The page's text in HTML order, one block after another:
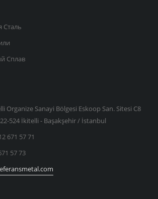
Сталь
Сплав
Organize Sanayi Bölgesi Eskoop San. Sitesi C8
524 İkitelli - Başakşehir / İstanbul
671 57 71
57 73